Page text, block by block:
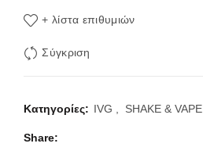
+ λίστα επιθυμιών
Σύγκριση
Κατηγορίες: IVG , SHAKE & VAPE
Share